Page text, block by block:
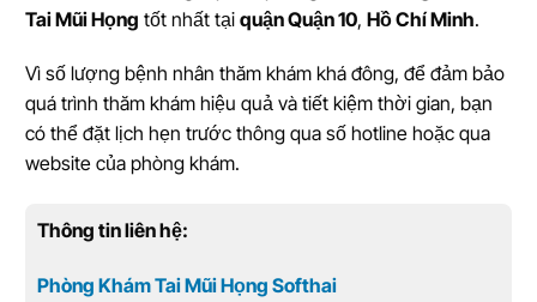
Tai Mũi Họng tốt nhất tại quận Quận 10, Hồ Chí Minh.
Vì số lượng bệnh nhân thăm khám khá đông, để đảm bảo
quá trình thăm khám hiệu quả và tiết kiệm thời gian, bạn
có thể đặt lịch hẹn trước thông qua số hotline hoặc qua
website của phòng khám.
Thông tin liên hệ:
Phòng Khám Tai Mũi Họng Softhai